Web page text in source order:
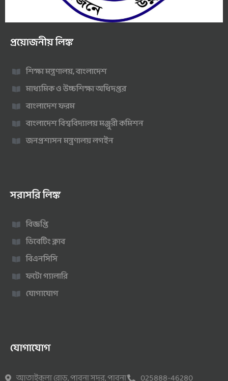
প্রয়োজনীয় লিঙ্ক
শিক্ষা মন্ত্রণালয়, বাংলাদেশ
মাধ্যমিক ও উচ্চশিক্ষা অধিদপ্তর
বাংলাদেশ ফরম
বাংলাদেশ বিশ্ববিদ্যালয় মঞ্জুরী কমিশন
জনপ্রশাসন মন্ত্রণালয় লগইন
সরাসরি লিঙ্ক
বিজ্ঞপ্তি
ডিবেটিং ক্লাব
বিএনসিসি
ফটো গ্যালারি
যোগাযোগ
যোগাযোগ
আতাইকুলা রোড, পাবনা সদর, পাবনা 025888-46280